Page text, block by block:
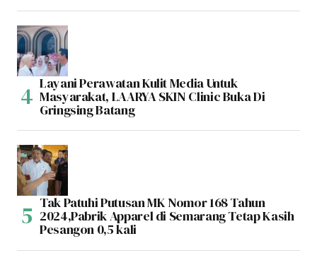
Layani Perawatan Kulit Media Untuk
Masyarakat, LAARYA SKIN Clinic Buka Di
Gringsing Batang
Tak Patuhi Putusan MK Nomor 168 Tahun
2024,Pabrik Apparel di Semarang Tetap Kasih
Pesangon 0,5 kali